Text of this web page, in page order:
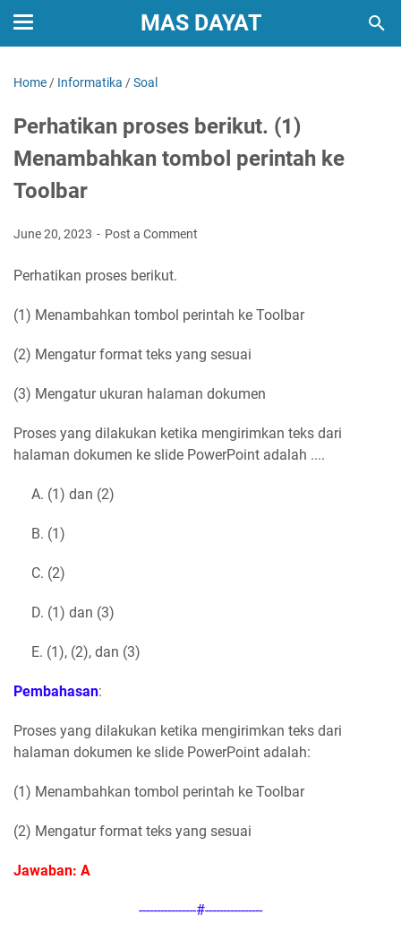
MAS DAYAT
Home / Informatika /Soal
Perhatikan proses berikut. (1)
Menambahkan tombol perintah ke
Toolbar
June 20, 2023 Post a Comment
Perhatikan proses berikut.
(1) Menambahkan tombol perintah ke Toolbar
(2) Mengatur format teks yang sesuai
(3) Mengatur ukuran halaman dokumen
Proses yang dilakukan ketika mengirimkan teks dari
halaman dokumen ke slide PowerPoint adalah ....
A. (1) dan (2)
B. (1)
C. (2)
D. (1) dan (3)
E. (1), (2), dan (3)
Pembahasan:
Proses yang dilakukan ketika mengirimkan teks dari
halaman dokumen ke slide PowerPoint adalah:
(1) Menambahkan tombol perintah ke Toolbar
(2) Mengatur format teks yang sesuai
Jawaban: A
----------------#----------------